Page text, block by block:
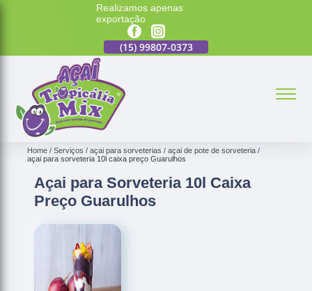
Realizamos apenas
exportação
(15) 99807-0373
Home Serviços açai para sorveterias
açai de pote de sorveteria
açai para sorveteria 10l caixa preço Guarulhos
Açai para Sorveteria 10l Caixa
Preço Guarulhos